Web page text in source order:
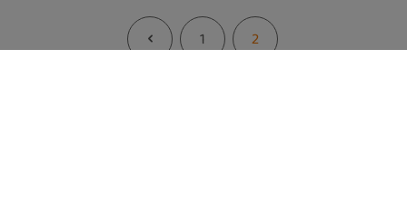
Seite
1 Seite
2